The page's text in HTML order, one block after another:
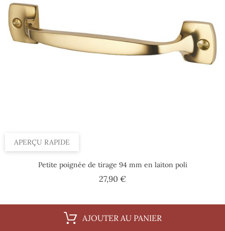
APERÇU RAPIDE
Petite poignée de tirage 94 mm en laiton poli
27,90 €Prix
AJOUTER AU PANIER